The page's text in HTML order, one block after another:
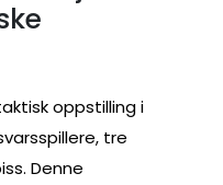
oppstilling i
tre
Denne